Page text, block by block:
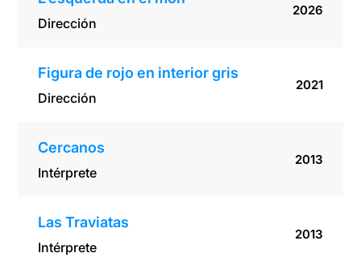
Dirección
2026
Figura de rojo en interior gris
Dirección
2021
Cercanos
Intérprete
2013
Las Traviatas
Intérprete
2013